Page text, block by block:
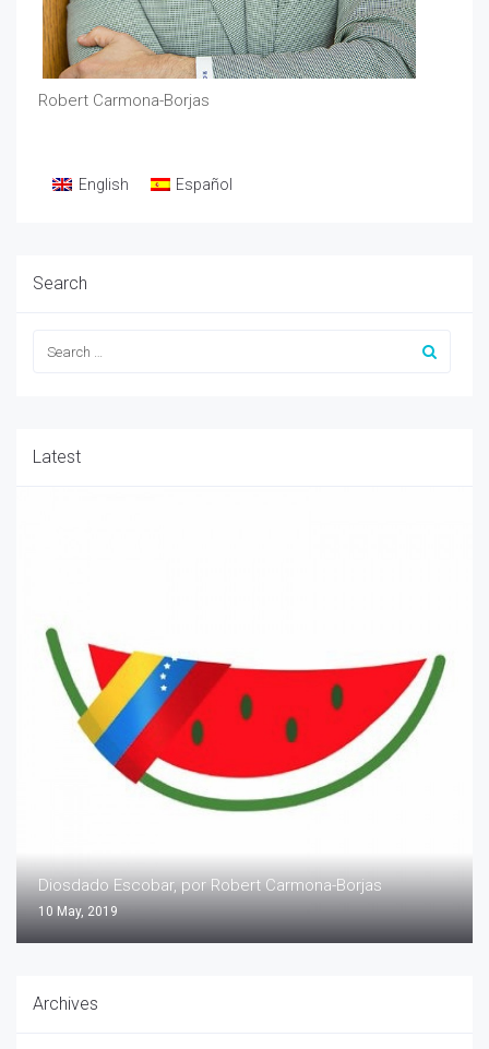
Robert Carmona-Borjas
English Español
Search
Latest
Diosdado Escobar, por Robert Carmona-Borjas
10 May, 2019
Archives